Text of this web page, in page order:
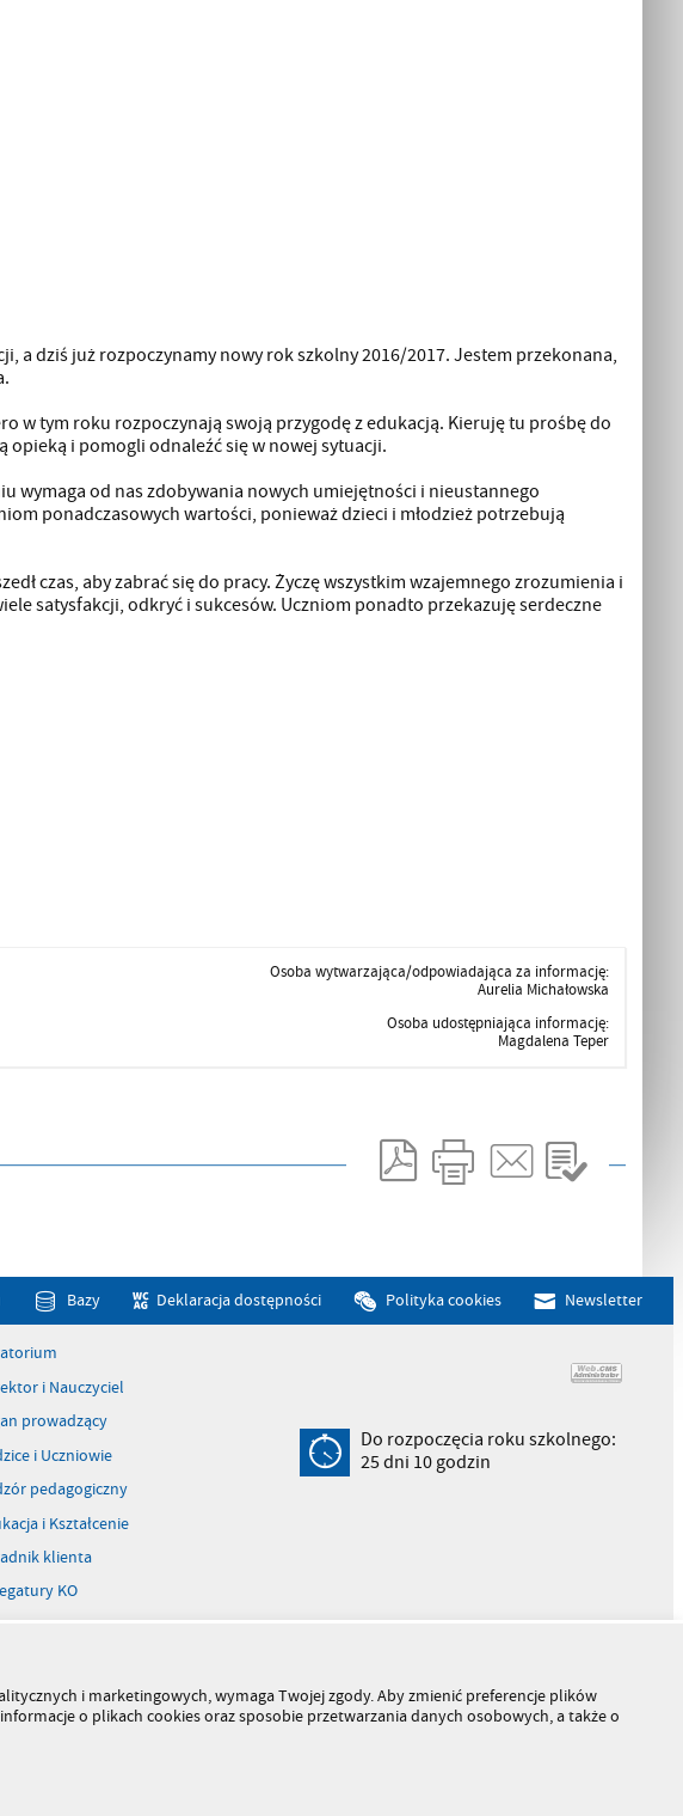
a dziś już rozpoczynamy nowy rok szkolny 2016/2017. Jestem przekonana,
w tym roku rozpoczynają swoją przygodę z edukacją. Kieruję tu prośbę do
opieką i pomogli odnaleźć się w nowej sytuacji.
wymaga od nas zdobywania nowych umiejętności i nieustannego
ponadczasowych wartości, ponieważ dzieci i młodzież potrzebują
czas, aby zabrać się do pracy. Życzę wszystkim wzajemnego zrozumienia i
satysfakcji, odkryć i sukcesów. Uczniom ponadto przekazuję serdeczne
Osoba wytwarzająca/odpowiadająca za informację:
Aurelia Michałowska
Osoba udostępniająca informację:
Magdalena Teper
Bazy Deklaracja dostępności Polityka cookies Newsletter
i Nauczyciel
prowadzący
i Uczniowie
pedagogiczny
i Kształcenie
klienta
KO
stanowiska pracy
książek
Do rozpoczęcia roku szkolnego:
25dni 10 godzin
i marketingowych, wymaga Twojej zgody. Aby zmienić preferencje plików
o plikach cookies oraz sposobie przetwarzania danych osobowych, a także o